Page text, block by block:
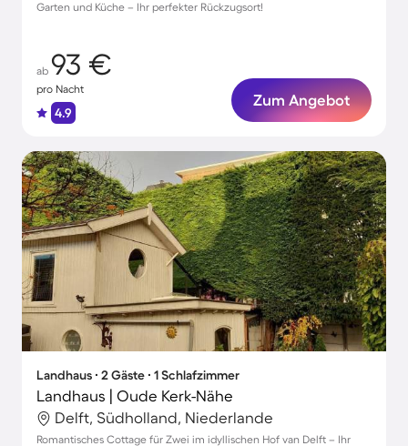
Garten und Küche – Ihr perfekter Rückzugsort!
ab 93 €
pro Nacht
4.9
Zum Angebot
Landhaus ∙ 2 Gäste ∙ 1 Schlafzimmer
Landhaus | Oude Kerk-Nähe
Delft, Südholland, Niederlande
Romantisches Cottage für Zwei im idyllischen Hof van Delft – Ihr